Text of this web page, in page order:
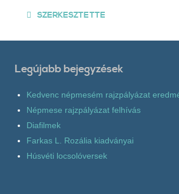
SZERKESZTETTE
Legújabb bejegyzések
Kedvenc népmesém rajzpályázat
Népmese rajzpályázat felhívás
Diafilmek
Farkas L. Rozália kiadványai
Húsvéti locsolóversek